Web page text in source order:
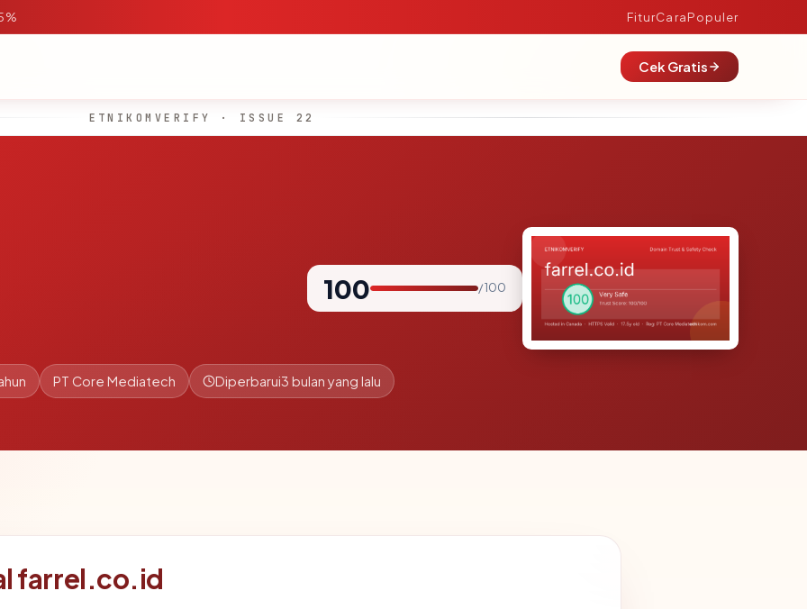
FiturCaraPopuler
Cek Gratis
ETNIKOMVERIFY · ISSUE 22
100 / 100
PT Core Mediatech Diperbarui3 bulan yang lalu
farrel.co.id